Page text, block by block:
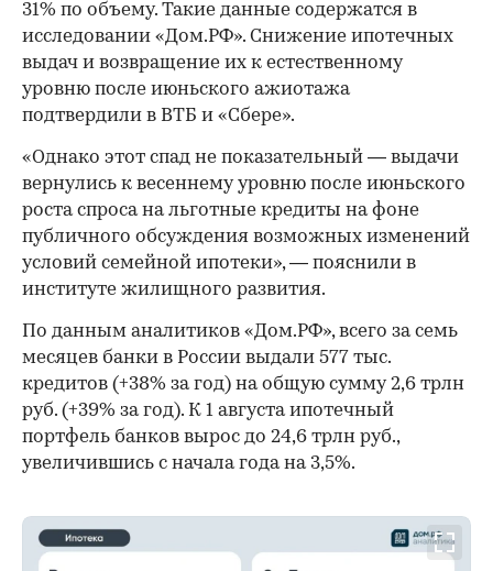
31% по объему. Такие данные содержатся в
исследовании «Дом.РФ». Снижение ипотечных
выдач и возвращение их к естественному
уровню после июньского ажиотажа
подтвердили в ВТБ и «Сбере».
«Однако этот спад не показательный — выдачи
вернулись к весеннему уровню после июньского
роста спроса на льготные кредиты на фоне
публичного обсуждения возможных изменений
условий семейной ипотеки», — пояснили в
институте жилищного развития.
По данным аналитиков «Дом.РФ», всего за семь
месяцев банки в России выдали 577 тыс.
кредитов (+38% за год) на общую сумму 2,6 трлн
руб. (+39% за год). К 1 августа ипотечный
портфель банков вырос до 24,6 трлн руб.,
увеличившись с начала года на 3,5%.